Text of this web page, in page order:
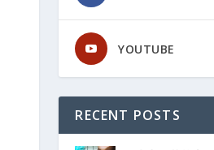
YOUTUBE
RECENT POSTS